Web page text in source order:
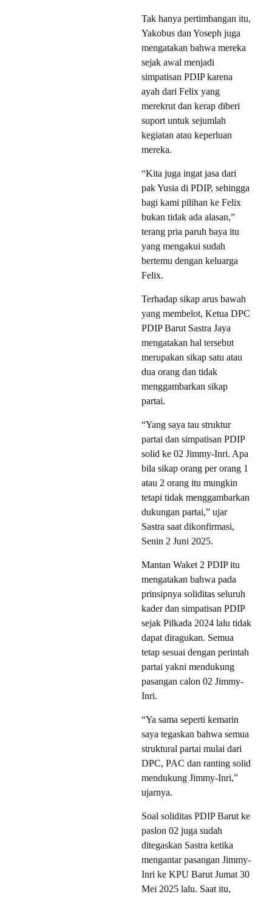
Tak hanya pertimbangan itu,
Yakobus dan Yoseph juga
mengatakan bahwa mereka
sejak awal menjadi
simpatisan PDIP karena
ayah dari Felix yang
merekrut dan kerap diberi
suport untuk sejumlah
kegiatan atau keperluan
mereka.
“Kita juga ingat jasa dari
pak Yusia di PDIP, sehingga
bagi kami pilihan ke Felix
bukan tidak ada alasan,”
terang pria paruh baya itu
yang mengakui sudah
bertemu dengan keluarga
Felix.
Terhadap sikap arus bawah
yang membelot, Ketua DPC
PDIP Barut Sastra Jaya
mengatakan hal tersebut
merupakan sikap satu atau
dua orang dan tidak
menggambarkan sikap
partai.
“Yang saya tau struktur
partai dan simpatisan PDIP
solid ke 02 Jimmy-Inri. Apa
bila sikap orang per orang 1
atau 2 orang itu mungkin
tetapi tidak menggambarkan
dukungan partai,” ujar
Sastra saat dikonfirmasi,
Senin 2 Juni 2025.
Mantan Waket 2 PDIP itu
mengatakan bahwa pada
prinsipnya soliditas seluruh
kader dan simpatisan PDIP
sejak Pilkada 2024 lalu tidak
dapat diragukan. Semua
tetap sesuai dengan perintah
partai yakni mendukung
pasangan calon 02 Jimmy-
Inri.
“Ya sama seperti kemarin
saya tegaskan bahwa semua
struktural partai mulai dari
DPC, PAC dan ranting solid
mendukung Jimmy-Inri,”
ujarnya.
Soal soliditas PDIP Barut ke
paslon 02 juga sudah
ditegaskan Sastra ketika
mengantar pasangan Jimmy-
Inri ke KPU Barut Jumat 30
Mei 2025 lalu. Saat itu,